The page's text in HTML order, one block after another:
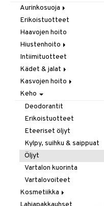
Juomat
Kookos
Makeutusaineet
Mausteet & liemet
Muut
Öljy & rasva
Pähkinä- & siementahnoja
Patukat
Rawfood
Säilytys
Snacks
Suklaa
Tee
Hiukset
Ravintolisät
Aurinkosuoja
Aftersun-tuotteet
Aurinkovoiteet
Huulet
Erikoistuotteet
Haavojen hoito
Hiustenhoito
Erikoistuotteet
Hoitoaineet
Sampoot
Intiimituotteet
Kädet & jalat
Jalkojen hoito
Käsien hoito
Muut tarvikkeet
Kasvojen hoito
Erikoistuotteet
Parranajotuotteet
Puhdistaminen
Silmänympärysvoiteet
Voiteet
Keho
Deodorantit
Erikoistuotteet
Eteeriset öljyt
Kylpy, suihku & saippuat
Öljyt
Vartalon kuorinta
Vartalovoiteet
Kosmetiikka